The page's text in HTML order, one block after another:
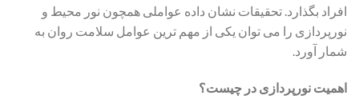
افراد بگذارد. تحقیقات نشان داده عواملی همچون نور محیط و
نورپردازی را می توان یکی از مهم ترین عوامل سلامت روان به
شمار آورد.
اهمیت نورپردازی در چیست؟